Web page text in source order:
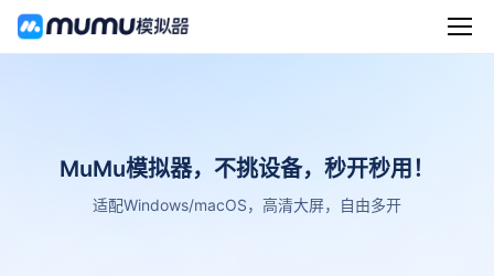
MuMu模拟器，不挑设备，秒开秒用！
适配Windows/macOS，高清大屏，自由多开